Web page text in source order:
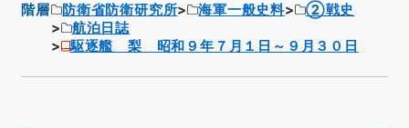
階層 防衛省防衛研究所 海軍一般史料
②戦史
航泊日誌
駆逐艦 梨 昭和９年７月１日～９月３０日